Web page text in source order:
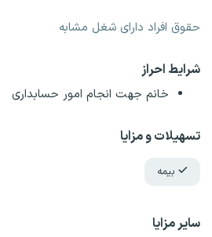
حقوق افراد دارای شغل مشابه
شرایط احراز
خانم جهت انجام امور حسابداری
تسهیلات و مزایا
بیمه
سایر مزایا